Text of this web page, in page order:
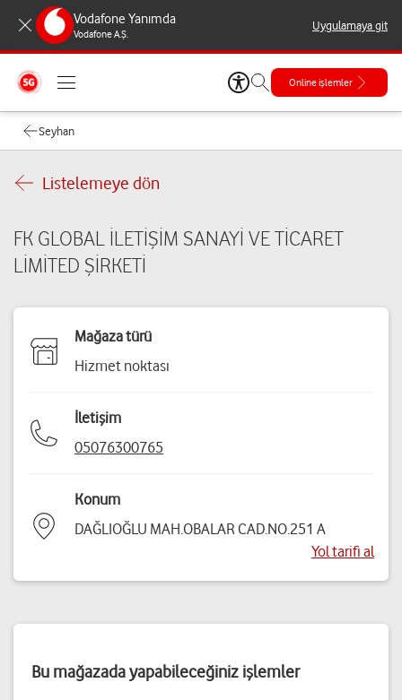
Vodafone Yanımda
Vodafone A.Ş.
Uygulamaya git
Online işlemler
Seyhan
Listelemeye dön
FK GLOBAL İLETİŞİM SANAYİ VE TİCARET
LİMİTED ŞİRKETİ
Mağaza türü
Hizmet noktası
İletişim
05076300765
Konum
DAĞLIOĞLU MAH.OBALAR CAD.NO.251 A
Yol tarifi al
Bu mağazada yapabileceğiniz işlemler